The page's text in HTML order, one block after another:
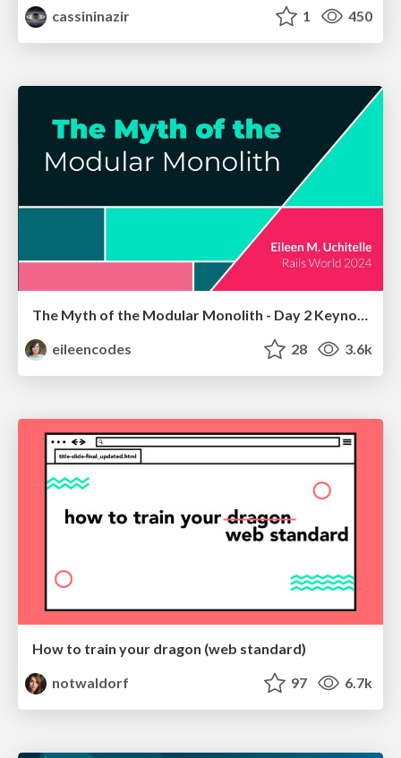
cassininazir
1 450
The Myth of the Modular Monolith - Day 2 Keynote - Rails World 2024
eileencodes
28 3.6k
How to train your dragon (web standard)
notwaldorf
97 6.7k